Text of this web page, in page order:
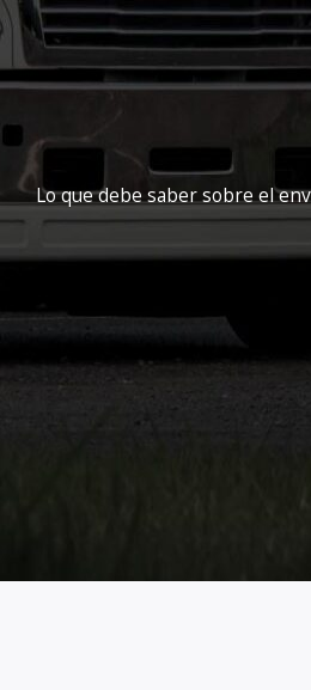
Lo que debe saber sobre el